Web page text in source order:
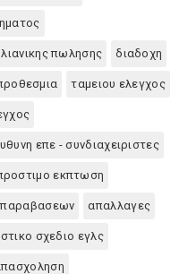
πωλησης διαδοχη
ταμειου ελεγχος
επε - συνδιαχειριστες
εκπτωση
παραβασεων απαλλαγες
σχεδιο εγλς